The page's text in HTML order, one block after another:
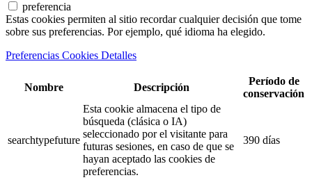
preferencia
Estas cookies permiten al sitio recordar cualquier decisión que tome
sobre sus preferencias. Por ejemplo, qué idioma ha elegido.
Preferencias Cookies Detalles
Nombre Descripción
Período de
conservación
searchtypefuture
Esta cookie almacena el tipo de
búsqueda (clásica o IA)
seleccionado por el visitante para
futuras sesiones, en caso de que se
hayan aceptado las cookies de
preferencias.
390 días